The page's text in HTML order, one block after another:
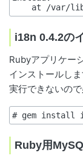
i18n 0.4.2の
Rubyアプリケー
インストールし
実行できないの
# gem install
Ruby用